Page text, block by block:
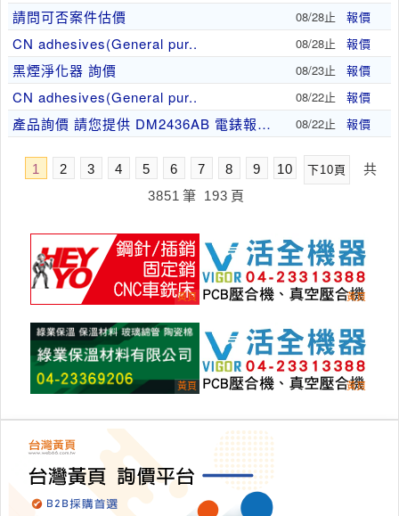
請問可否案件估價 08/28止 報價
CN adhesives(General pur.. 08/28止 報價
黑煙淨化器 詢價 08/23止 報價
CN adhesives(General pur.. 08/22止 報價
產品詢價 請您提供 DM2436AB 電錶報價單 08/22止 報價
1 2 3 4 5 6 7 8 9 10 下10頁
共
3851 筆 193 頁